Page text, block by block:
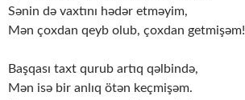
Sənin də vaxtını hədər etməyim,
Mən çoxdan qeyb olub, çoxdan getmişəm!
Başqası taxt qurub artıq qəlbində,
Mən isə bir anlıq ötən keçmişəm.